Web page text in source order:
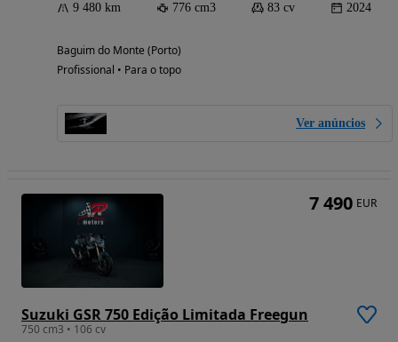
9 480 km 776 cm3 83 cv 2024
Baguim do Monte (Porto)
Profissional • Para o topo
Ver anúncios
Suzuki GSR 750 Edição Limitada Freegun
750 cm3 • 106 cv
7 490 EUR